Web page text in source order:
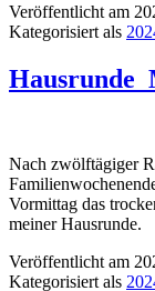
Veröffentlicht am
Kategorisiert als
Nach zwölftägiger
Vormittag das
meiner Hausrunde.
Veröffentlicht am
Kategorisiert als